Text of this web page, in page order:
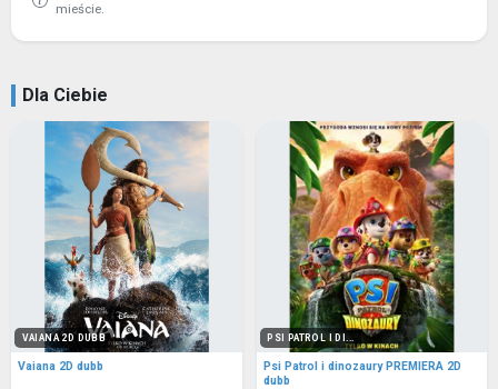
mieście.
Dla Ciebie
VAIANA 2D DUBB
Vaiana 2D dubb
PSI PATROL I DI...
Psi Patrol i dinozaury PREMIERA 2D
dubb